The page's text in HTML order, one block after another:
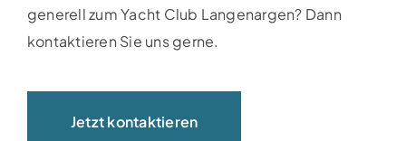
generell zum Yacht Club Langenargen? Dann
kontaktieren Sie uns gerne.
Jetzt kontaktieren